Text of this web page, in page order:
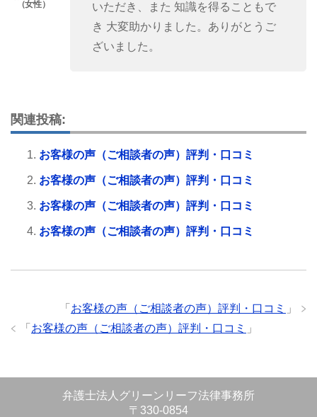
いただき、また 知識を得ることもで
き 大変助かりました。ありがとうご
ざいました。
関連投稿:
お客様の声（ご相談者の声）評判・口コミ
お客様の声（ご相談者の声）評判・口コミ
お客様の声（ご相談者の声）評判・口コミ
お客様の声（ご相談者の声）評判・口コミ
「 お客様の声（ご相談者の声）評判・口コミ
」
「 お客様の声（ご相談者の声）評判・口コミ 」
弁護士法人グリーンリーフ法律事務所
〒330-0854